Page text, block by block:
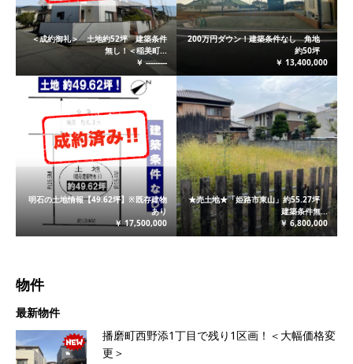
＜成約御礼＞ 土地約52坪 建築条件
無し！＜稲美町...
￥ ---------
200万円ダウン！建築条件なし 角地
約50坪
￥ 13,400,000
明石の土地情報【49.62坪】※既存建物
あり
￥ 17,500,000
★売土地★「姫路市東山」約55.27坪
建築条件無...
￥ 6,800,000
物件
最新物件
播磨町西野添1丁目で残り1区画！＜大幅価格変
更＞